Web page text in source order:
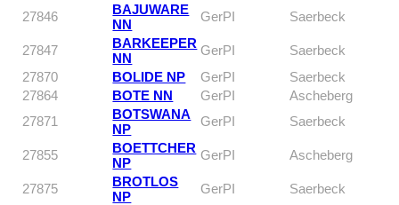
27846
BAJUWARE
NN
GerPI Saerbeck
27847
BARKEEPER
NN
GerPI
Saerbeck
27870
BOLIDE NP GerPI
Saerbeck
27864
BOTE NN GerPI
Ascheberg
27871
BOTSWANA
NP
GerPI Saerbeck
27855
BOETTCHER
NP
GerPI Ascheberg
27875
BROTLOS
NP
GerPI
Saerbeck